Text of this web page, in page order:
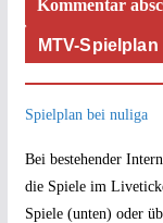
MTV-Spielplan
Spielplan bei nuliga
Bei bestehender
die Spiele im
Spiele (unten) oder